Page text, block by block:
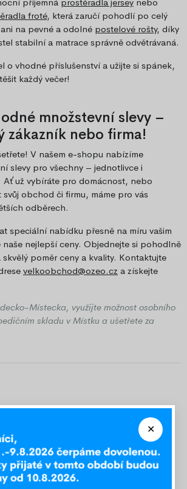
příjemná prostěradla jersey nebo
froté, která zaručí pohodlí po celý
na pevné a odolné postelové rošty, díky
stabilní a matrace správně odvětrávaná.
o vhodné příslušenství a užijte si spánek,
každý večer!
množstevní slevy –
zákazník nebo firma!
V našem e-shopu nabízíme
slevy pro všechny – jednotlivce i
už vybíráte pro domácnost, nebo
obchod či firmu, máme pro vás
odběrech.
speciální nabídku přesně na míru vašim
naše nejlepší ceny. Objednejte si pohodlně
poměr ceny a kvality. Kontaktujte
velkoobchod@ozeo.cz a získejte
Místecka, využijte možnost osobního
skladu v Místku a ušetřete za
97 cm
200 cm